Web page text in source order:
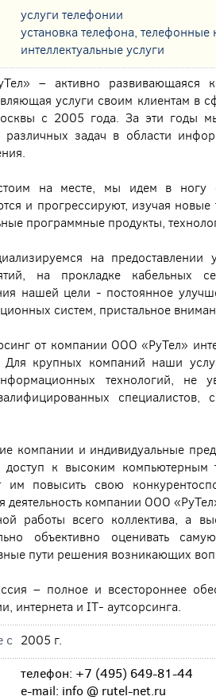
услуги телефонии
установка телефона, телефонные
интеллектуальные услуги
– активно развивающаяся
услуги своим клиентам в
с 2005 года. За эти годы
задач в области
на месте, мы идем в ногу
и прогрессируют, изучая
программные продукты,
на
на прокладке кабельных
нашей цели - постоянное
систем, пристальное
от компании ООО «РуТел»
Для крупных компаний наши
технологий, не
компании и индивидуальные
доступ к высоким компьютерным
им повысить свою
деятельность компании ООО
работы всего коллектива, а
объективно оценивать
пути решения возникающих
– полное и всестороннее
интернета и IT- аутсорсинга.
с 2005 г.
телефон: +7 (495) 649-81-44
e-mail: info @ rutel-net.ru